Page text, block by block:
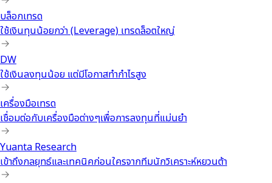
บล็อกเทรด
ใช้เงินทุนน้อยกว่า (Leverage) เทรดล็อตใหญ่
DW
ใช้เงินลงทุนน้อย แต่มีโอกาสทำกำไรสูง
เครื่องมือเทรด
เชื่อมต่อกับเครื่องมือต่างๆเพื่อการลงทุนที่แม่นยำ
Yuanta Research
เข้าถึงกลยุทธ์และเทคนิคก่อนใครจากทีมนักวิเคราะห์หยวนต้า